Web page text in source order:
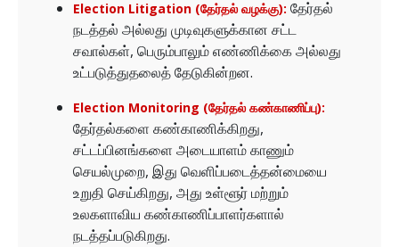
Election Litigation (தேர்தல் வழக்கு): தேர்தல்
நடத்தல் அல்லது முடிவுகளுக்கான சட்ட
சவால்கள், பெரும்பாலும் எண்ணிக்கை அல்லது
உட்படுத்துதலைத் தேடுகின்றன.
Election Monitoring (தேர்தல் கண்காணிப்பு):
தேர்தல்களை கண்காணிக்கிறது,
சட்டப்பினங்களை அடையாளம் காணும்
செயல்முறை, இது வெளிப்படைத்தன்மையை
உறுதி செய்கிறது, அது உள்ளூர் மற்றும்
உலகளாவிய கண்காணிப்பாளர்களால்
நடத்தப்படுகிறது.